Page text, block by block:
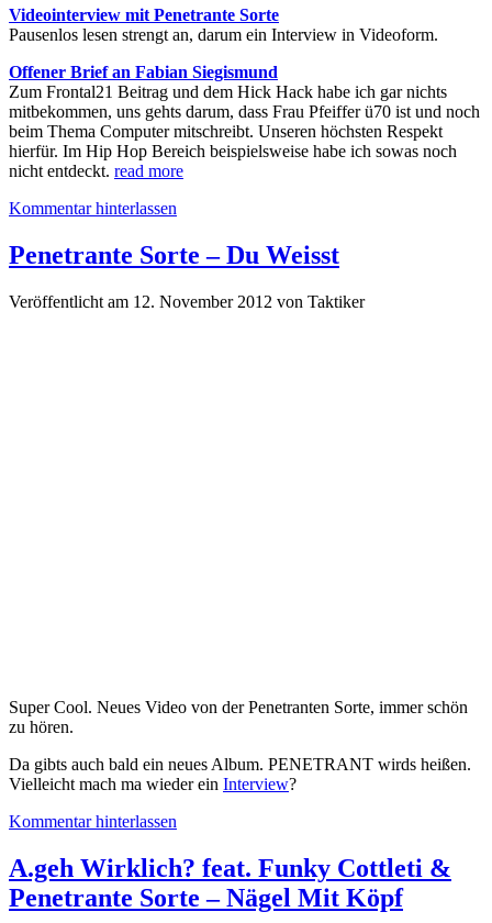
Videointerview mit Penetrante Sorte
Pausenlos lesen strengt an, darum ein Interview in Videoform.
Offener Brief an Fabian Siegismund
Zum Frontal21 Beitrag und dem Hick Hack habe ich gar nichts
mitbekommen, uns gehts darum, dass Frau Pfeiffer ü70 ist und noch
beim Thema Computer mitschreibt. Unseren höchsten Respekt
hierfür. Im Hip Hop Bereich beispielsweise habe ich sowas noch
nicht entdeckt. read more
Kommentar hinterlassen
Penetrante Sorte – Du Weisst
Veröffentlicht am 12. November 2012 von Taktiker
Super Cool. Neues Video von der Penetranten Sorte, immer schön
zu hören.
Da gibts auch bald ein neues Album. PENETRANT wirds heißen.
Vielleicht mach ma wieder ein Interview?
Kommentar hinterlassen
A.geh Wirklich? feat. Funky Cottleti &
Penetrante Sorte – Nägel Mit Köpf